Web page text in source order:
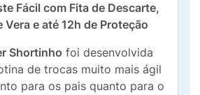
Fácil com Fita de Descarte,
Vera e até 12h de Proteção
Shortinho foi desenvolvida
de trocas muito mais ágil
para os pais quanto para o